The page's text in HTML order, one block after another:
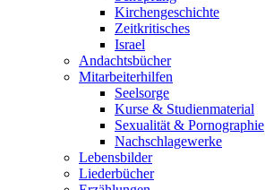
Kirchengeschichte
Zeitkritisches
Israel
Andachtsbücher
Mitarbeiterhilfen
Seelsorge
Kurse & Studienmaterial
Sexualität & Pornographie
Nachschlagewerke
Lebensbilder
Liederbücher